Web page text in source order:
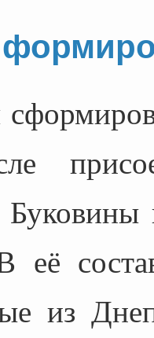
её
из